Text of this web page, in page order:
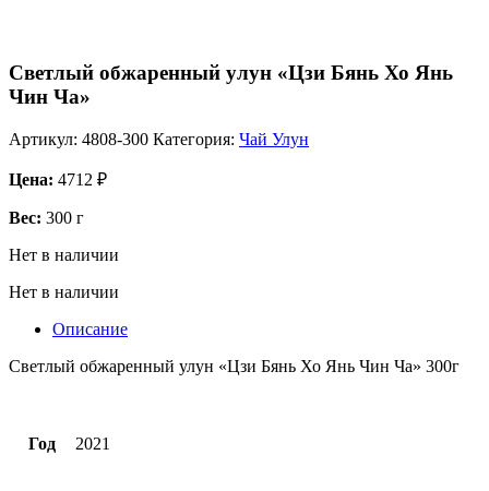
Светлый обжаренный улун «Цзи Бянь Хо Янь
Чин Ча»
Артикул: 4808-300 Категория: Чай Улун
Цена: 4712 ₽
Вес: 300 г
Нет в наличии
Нет в наличии
Описание
Светлый обжаренный улун «Цзи Бянь Хо Янь Чин Ча» 300г
Год 2021